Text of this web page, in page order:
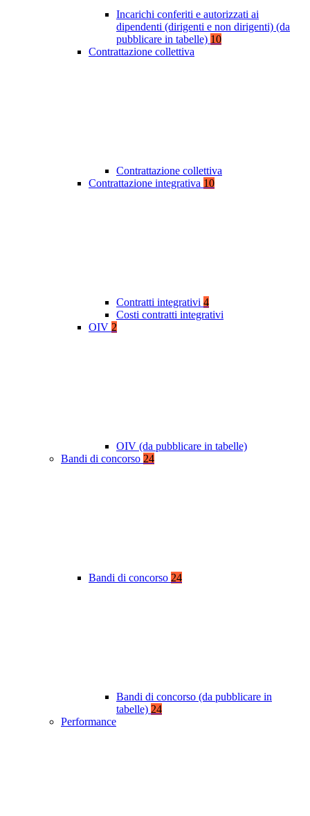
Incarichi conferiti e autorizzati ai
dipendenti (dirigenti e non dirigenti) (da
pubblicare in tabelle) 10
Contrattazione collettiva
Contrattazione collettiva
Contrattazione integrativa 10
Contratti integrativi 4
Costi contratti integrativi
OIV 2
OIV (da pubblicare in tabelle)
Bandi di concorso 24
Bandi di concorso 24
Bandi di concorso (da pubblicare in
tabelle) 24
Performance